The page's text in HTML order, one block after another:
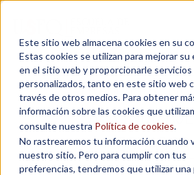
Este sitio web almacena cookies en su
Estas cookies se utilizan para mejorar su
en el sitio web y proporcionarle servicios
personalizados, tanto en este sitio web
través de otros medios. Para obtener
información sobre las cookies que
consulte nuestra Política de cookies.
No rastrearemos tu información cuando
nuestro sitio. Pero para cumplir con tus
preferencias, tendremos que utilizar una
APRENDIZAJE
ECUADOR